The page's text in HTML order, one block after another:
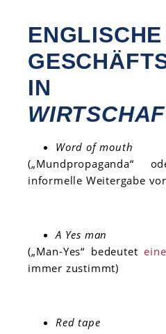
ENGLISCHE
IN
Word of mouth
(„Mundpropaganda“
informelle Weitergabe
A Yes man
(„Man-Yes“ bedeutet
immer zustimmt)
Red tape